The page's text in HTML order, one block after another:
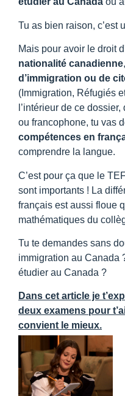
Tu as bien raison, c’est
Mais pour avoir le droit
nationalité canadienne
d’immigration ou de
(Immigration, Réfugiés
l’intérieur de ce
ou francophone, tu vas
compétences en
comprendre la langue.
C’est pour ça que le
sont importants ! La
français est aussi floue
mathématiques du
Tu te demandes sans
immigration au Canada
étudier au Canada ?
Dans cet article je
deux examens pour
convient le mieux.